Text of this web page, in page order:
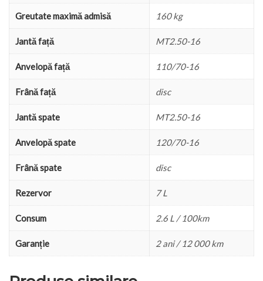
Greutate maximă admisă 160 kg
Jantă față MT2.50-16
Anvelopă față 110/70-16
Frână față disc
Jantă spate MT2.50-16
Anvelopă spate 120/70-16
Frână spate disc
Rezervor 7 L
Consum 2.6 L / 100km
Garanție 2 ani / 12 000 km